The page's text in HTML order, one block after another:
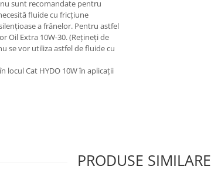
sunt recomandate pentru
fluide cu fricțiune
a frânelor. Pentru astfel
Oil Extra 10W-30. (Rețineți de
se vor utiliza astfel de fluide cu
locul Cat HYDO 10W în aplicații
PRODUSE SIMILARE